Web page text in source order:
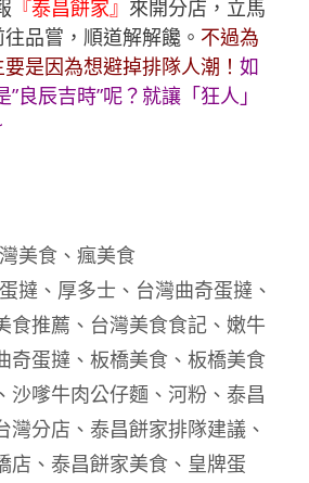
『泰昌餅家』 來開分店，立馬
往品嘗，順道解解饞。 不過為
是因為想避掉排隊人潮！ 如
”良辰吉時”呢？就讓「狂人 」
美食、 瘋美食
撻 、 厚多士 、 台灣曲奇蛋撻 、
食推薦 、 台灣美食食記 、 嫩牛
奇蛋撻 、 板橋美食 、 板橋美食
、 沙嗲牛肉公仔麵 、 河粉 、 泰昌
灣分店 、 泰昌餅家排隊建議 、
店 、 泰昌餅家美食 、 皇牌蛋